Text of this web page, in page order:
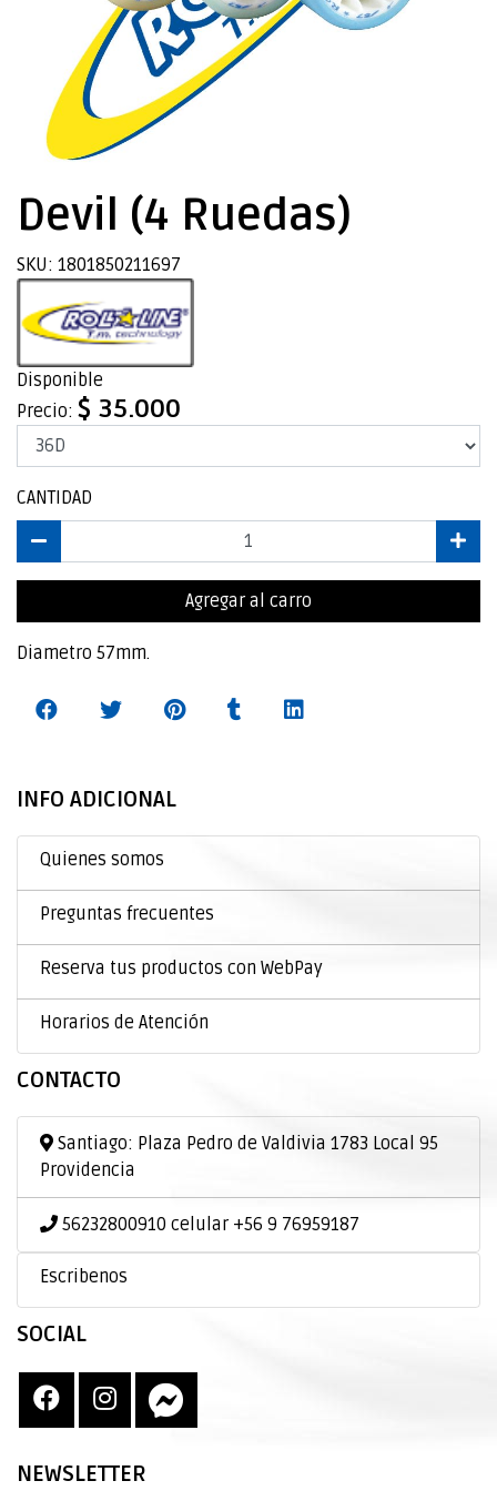
Devil (4 Ruedas)
SKU: 1801850211697
Disponible
Precio: $ 35.000
CANTIDAD
Agregar al carro
Diametro 57mm.
INFO ADICIONAL
Quienes somos
Preguntas frecuentes
Reserva tus productos con WebPay
Horarios de Atención
CONTACTO
Santiago: Plaza Pedro de Valdivia 1783 Local 95
Providencia
56232800910 celular +56 9 76959187
Escribenos
SOCIAL
NEWSLETTER